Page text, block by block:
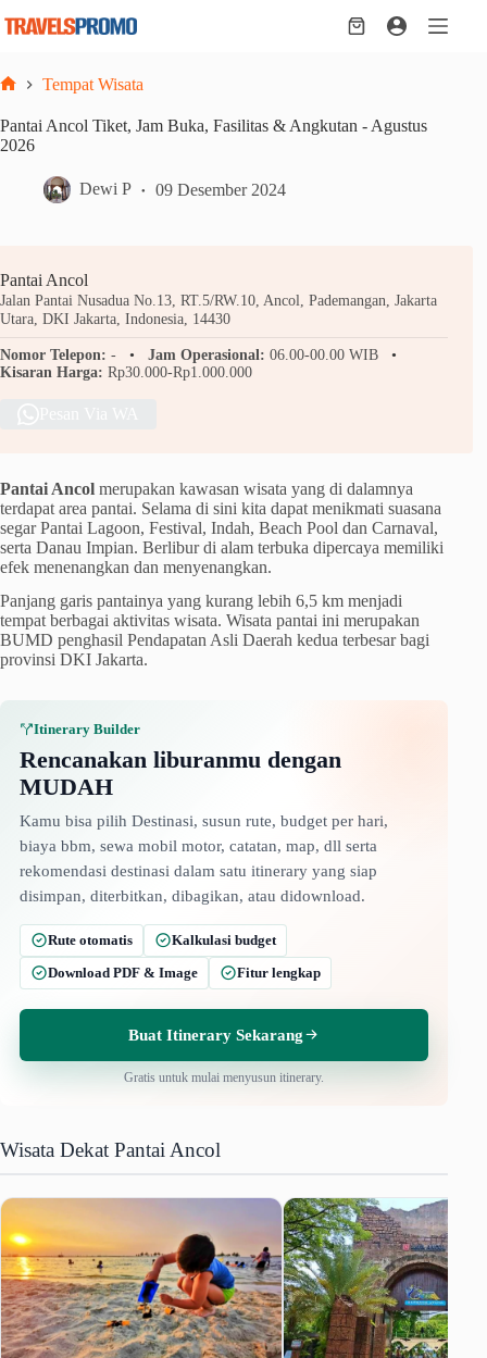
Shopping
Tempat Wisata
Pantai Ancol Tiket, Jam Buka, Fasilitas & Angkutan - Agustus
2026
Dewi P 09 Desember 2024
Pantai Ancol
Jalan Pantai Nusadua No.13, RT.5/RW.10, Ancol, Pademangan, Jakarta
Utara, DKI Jakarta, Indonesia, 14430
Nomor Telepon: - Jam Operasional: 06.00-00.00 WIB
Kisaran Harga: Rp30.000-Rp1.000.000
Pantai Ancol merupakan kawasan wisata yang di dalamnya
terdapat area pantai. Selama di sini kita dapat menikmati suasana
segar Pantai Lagoon, Festival, Indah, Beach Pool dan Carnaval,
serta Danau Impian. Berlibur di alam terbuka dipercaya memiliki
efek menenangkan dan menyenangkan.
Panjang garis pantainya yang kurang lebih 6,5 km menjadi
tempat berbagai aktivitas wisata. Wisata pantai ini merupakan
BUMD penghasil Pendapatan Asli Daerah kedua terbesar bagi
provinsi DKI Jakarta.
Itinerary Builder
Rencanakan liburanmu dengan
MUDAH
Kamu bisa pilih Destinasi, susun rute, budget per hari,
biaya bbm, sewa mobil motor, catatan, map, dll serta
rekomendasi destinasi dalam satu itinerary yang siap
disimpan, diterbitkan, dibagikan, atau didownload.
Rute otomatis
Kalkulasi budget
Download PDF & Image
Fitur lengkap
Buat Itinerary Sekarang
Gratis untuk mulai menyusun itinerary.
Wisata Dekat Pantai Ancol